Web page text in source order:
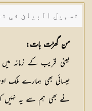
تسہیل البیان فی
شکیلہ بنت میاں
من گھڑت بات:
یعنی قریب کے زمانہ
عیسائی بھی ہمارے ملک
نے بھی ہم سے یہ نہیں کہا